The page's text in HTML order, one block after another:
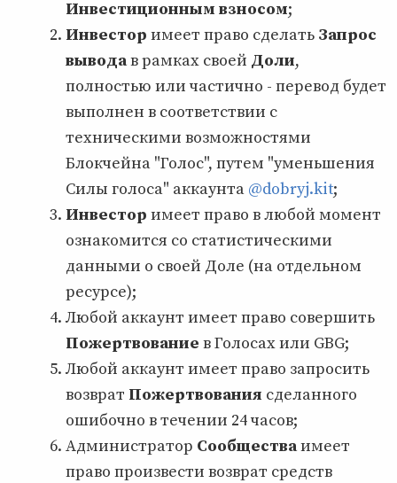
Инвестиционным взносом;
Инвестор имеет право сделать Запрос
выводав рамках своей Доли,
полностью или частично - перевод будет
выполнен в соответствии с
техническими возможностями
Блокчейна "Голос", путем "уменьшения
Силы голоса" аккаунта @dobryj.kit;
Инвестор имеет право в любой момент
ознакомится со статистическими
данными о своей Доле (на отдельном
ресурсе);
Любой аккаунт имеет право совершить
Пожертвование в Голосах или GBG;
Любой аккаунт имеет право запросить
возврат Пожертвования сделанного
ошибочно в течении 24 часов;
Администратор Сообществаимеет
право произвести возврат средств